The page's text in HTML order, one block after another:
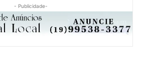
- Publicidade-